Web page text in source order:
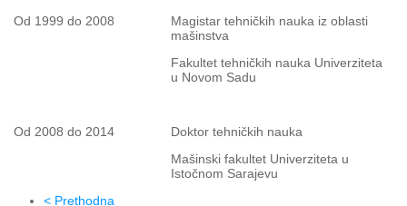
Od 1999 do 2008
Magistar tehničkih nauka iz oblasti
mašinstva
Fakultet tehničkih nauka Univerziteta
u Novom Sadu
Od 2008 do 2014
Doktor tehničkih nauka
Mašinski fakultet Univerziteta u
Istočnom Sarajevu
< Prethodna